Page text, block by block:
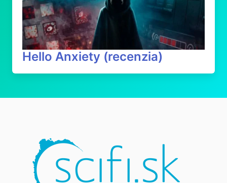
Hello Anxiety (recenzia)